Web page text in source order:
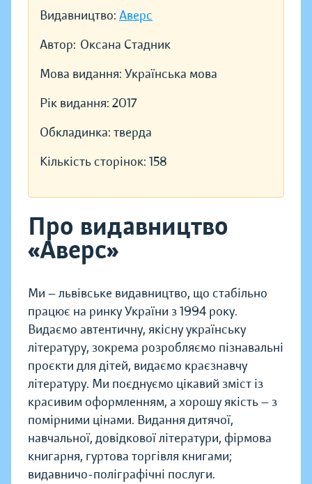
Видавництво: Аверс
Автор: Оксана Стадник
Мова видання: Українська мова
Рік видання: 2017
Обкладинка: тверда
Кількість сторінок: 158
Про видавництво
«Аверс»
Ми — львівське видавництво, що стабільно
працює на ринку України з 1994 року.
Видаємо автентичну, якісну українську
літературу, зокрема розробляємо пізнавальні
проєкти для дітей, видаємо краєзнавчу
літературу. Ми поєднуємо цікавий зміст із
красивим оформленням, а хорошу якість — з
помірними цінами. Видання дитячої,
навчальної, довідкової літератури, фірмова
книгарня, гуртова торгівля книгами;
видавничо-поліграфічні послуги.